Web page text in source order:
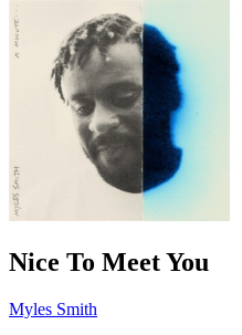
Nice To Meet You
Myles Smith